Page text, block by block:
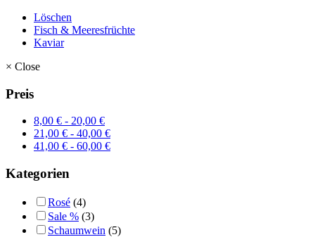
Löschen
Fisch & Meeresfrüchte
Kaviar
× Close
Preis
8,00 € - 20,00 €
21,00 € - 40,00 €
41,00 € - 60,00 €
Kategorien
Rosé (4)
Sale % (3)
Schaumwein (5)